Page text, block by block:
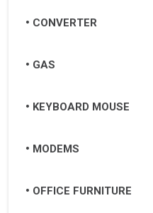
CONVERTER
GAS
KEYBOARD MOUSE
MODEMS
OFFICE FURNITURE